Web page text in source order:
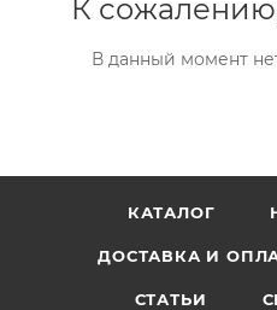
К
В данный момент
КАТАЛОГ
ДОСТАВКА И
СТАТЬИ